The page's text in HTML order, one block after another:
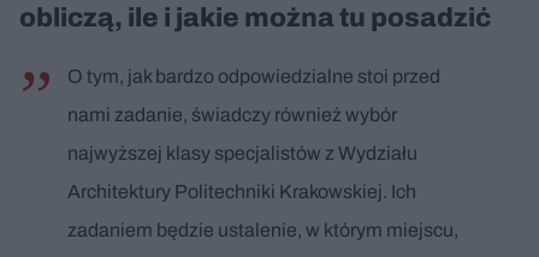
obliczą, ile i jakie można tu posadzić
O tym, jak bardzo odpowiedzialne stoi przed
nami zadanie, świadczy również wybór
najwyższej klasy specjalistów z Wydziału
Architektury Politechniki Krakowskiej. Ich
zadaniem będzie ustalenie, w którym miejscu,